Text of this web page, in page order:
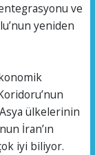
ve
yeniden
ülkelerinin
İran’ın
iyi biliyor.